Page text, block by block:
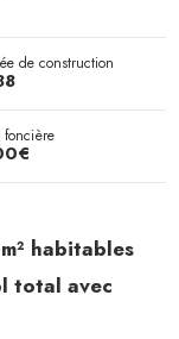
de construction
foncière
habitables
total avec